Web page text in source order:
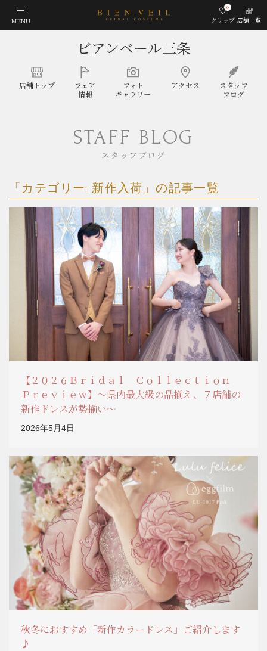
MENU クリップ
0
店舗一覧
ビアンベール三条
店舗トップ
フェア
情報
フォト
ギャラリー
アクセス
スタッフ
ブログ
STAFF BLOG
スタッフブログ
「カテゴリー: 新作入荷 」の記事一覧
【２０２６Ｂｒｉｄａｌ Ｃｏｌｌｅｃｔｉｏｎ
Ｐｒｅｖｉｅｗ】～県内最大級の品揃え、７店舗の
新作ドレスが勢揃い～
2026年5月4日
秋冬におすすめ「新作カラードレス」ご紹介します
♪